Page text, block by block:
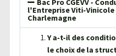
l'Entreprise Viti-Vinicole
Charlemagne
Y a-t-il des
le choix de la